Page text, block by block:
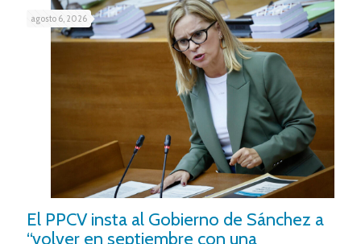
agosto 6, 2026
El PPCV insta al Gobierno de Sánchez a
“volver en septiembre con una